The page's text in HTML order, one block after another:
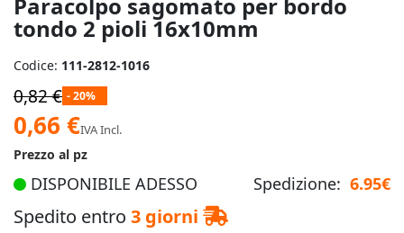
Paracolpo sagomato per bordo
tondo 2 pioli 16x10mm
immagini
Codice: 111-2812-1016
0,82 € - 20%
Prezzo
speciale
0,66 €IVA Incl.
Prezzo al pz
DISPONIBILE ADESSO Spedizione: 6.95€
Spedito entro 3 giorni